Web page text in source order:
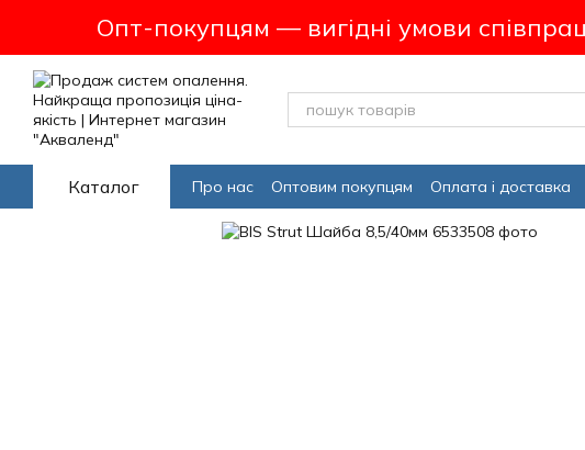
Перейти до основного контенту
Опт-покупцям — вигідні умови
Каталог Про нас Оптовим покупцям Оплата і доставка
Програма лояльсності